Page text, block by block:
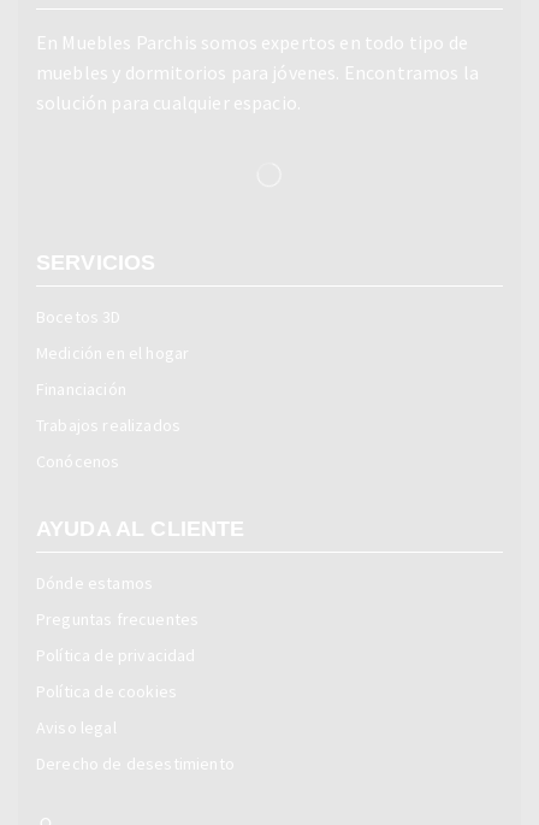
En Muebles Parchis somos expertos en todo tipo de
muebles y dormitorios para jóvenes. Encontramos la
solución para cualquier espacio.
SERVICIOS
Bocetos 3D
Medición en el hogar
Financiación
Trabajos realizados
Conócenos
AYUDA AL CLIENTE
Dónde estamos
Preguntas frecuentes
Política de privacidad
Política de cookies
Aviso legal
Derecho de desestimiento